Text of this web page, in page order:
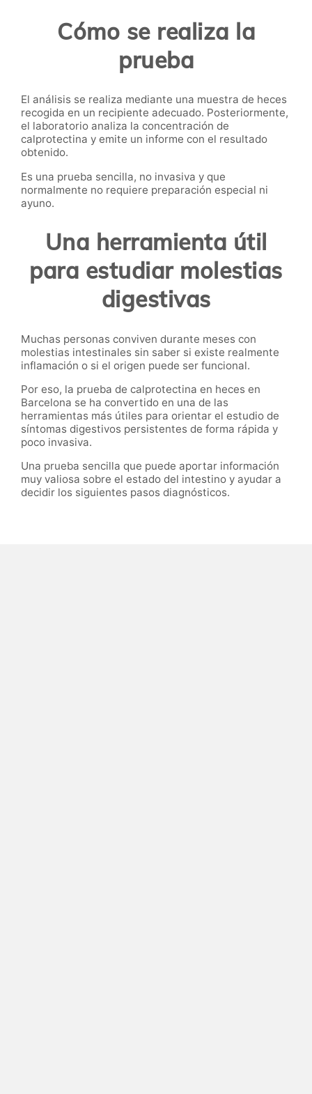
Cómo se realiza la
prueba
El análisis se realiza mediante una muestra de heces
recogida en un recipiente adecuado. Posteriormente,
el laboratorio analiza la concentración de
calprotectina y emite un informe con el resultado
obtenido.
Es una prueba sencilla, no invasiva y que
normalmente no requiere preparación especial ni
ayuno.
Una herramienta útil
para estudiar molestias
digestivas
Muchas personas conviven durante meses con
molestias intestinales sin saber si existe realmente
inflamación o si el origen puede ser funcional.
Por eso, la prueba de calprotectina en heces en
Barcelona se ha convertido en una de las
herramientas más útiles para orientar el estudio de
síntomas digestivos persistentes de forma rápida y
poco invasiva.
Una prueba sencilla que puede aportar información
muy valiosa sobre el estado del intestino y ayudar a
decidir los siguientes pasos diagnósticos.